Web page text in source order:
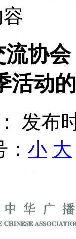
协
活动
发布
小 大